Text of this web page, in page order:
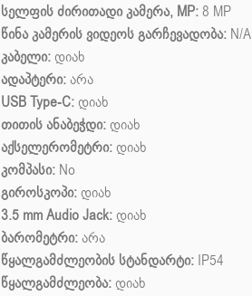
სელფის ძირითადი კამერა, MP:8 MP
წინა კამერის ვიდეოს გარჩევადობა: N/A
კაბელი: დიახ
ადაპტერი:არა
USB Type-C: დიახ
თითის ანაბეჭდი: დიახ
აქსელერომეტრი: დიახ
კომპასი: No
გიროსკოპი: დიახ
3.5 mm Audio Jack: დიახ
ბარომეტრი:არა
წყალგამძლეობის სტანდარტი: IP54
წყალგამძლეობა: დიახ